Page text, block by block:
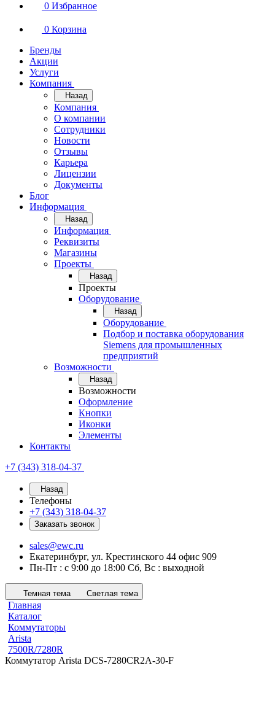
0 Избранное
0 Корзина
Бренды
Акции
Услуги
Компания
Назад
Компания
О компании
Сотрудники
Новости
Отзывы
Карьера
Лицензии
Документы
Блог
Информация
Назад
Информация
Реквизиты
Магазины
Проекты
Назад
Проекты
Оборудование
Назад
Оборудование
Подбор и поставка оборудования
Siemens для промышленных
предприятий
Возможности
Назад
Возможности
Оформление
Кнопки
Иконки
Элементы
Контакты
+7 (343) 318-04-37
Назад
Телефоны
+7 (343) 318-04-37
Заказать звонок
sales@ewc.ru
Екатеринбург, ул. Крестинского 44 офис 909
Пн-Пт : с 9:00 до 18:00 Сб, Вс : выходной
Темная тема Светлая тема
Главная
Каталог
Коммутаторы
Arista
7500R/7280R
Коммутатор Arista DCS-7280CR2A-30-F